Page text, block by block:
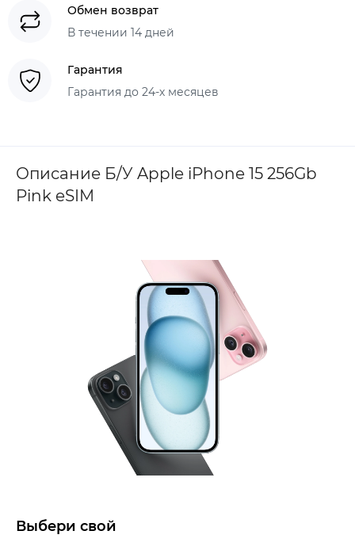
Обмен возврат
В течении 14 дней
Гарантия
Гарантия до 24-х месяцев
Описание Б/У Apple iPhone 15 256Gb
Pink eSIM
Выбери свой